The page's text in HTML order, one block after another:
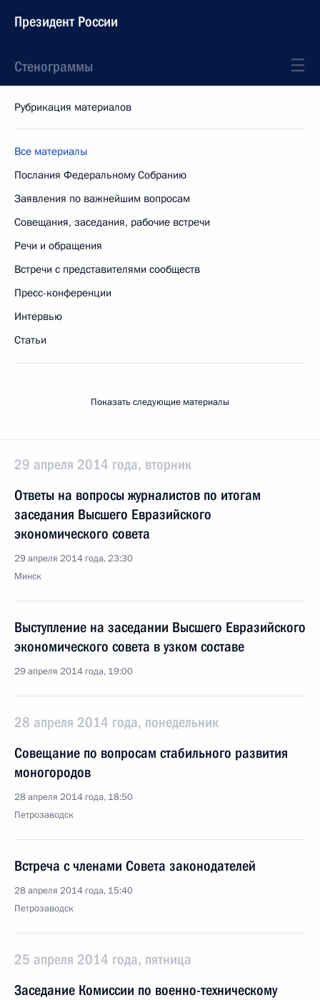
Президент России
Стенограммы
Рубрикация материалов
Все материалы
Послания Федеральному Собранию
Заявления по важнейшим вопросам
Совещания, заседания, рабочие встречи
Речи и обращения
Встречи с представителями сообществ
Пресс-конференции
Интервью
Статьи
Показать следующие материалы
29 апреля 2014 года, вторник
Ответы на вопросы журналистов по итогам
заседания Высшего Евразийского
экономического совета
29 апреля 2014 года, 23:30
Минск
Выступление на заседании Высшего Евразийского
экономического совета в узком составе
29 апреля 2014 года, 19:00
28 апреля 2014 года, понедельник
Совещание по вопросам стабильного развития
моногородов
28 апреля 2014 года, 18:50
Петрозаводск
Встреча с членами Совета законодателей
28 апреля 2014 года, 15:40
Петрозаводск
25 апреля 2014 года, пятница
Заседание Комиссии по военно-техническому